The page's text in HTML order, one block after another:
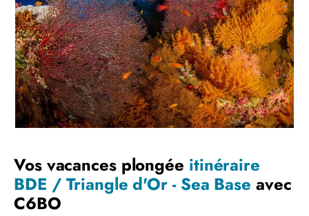
Vos vacances plongée itinéraire
BDE / Triangle d'Or - Sea Base avec
C6BO